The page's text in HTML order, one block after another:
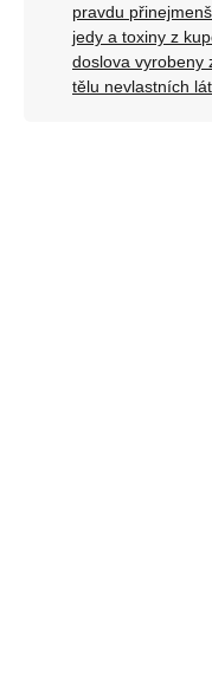
pravdu
jedy a toxiny z
doslova vyrobeny
tělu nevlastních